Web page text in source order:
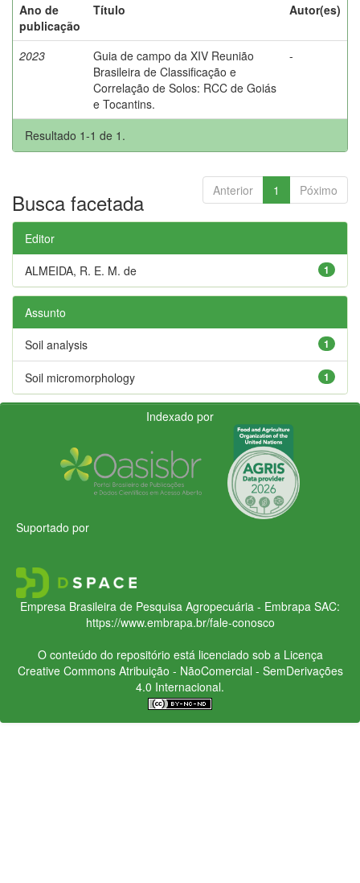
Ano de
publicação
Título Autor(es)
2023
Guia de campo da XIV Reunião
Brasileira de Classificação e
Correlação de Solos: RCC de Goiás
e Tocantins.
-
Resultado 1-1 de 1.
Anterior 1 Póximo
Busca facetada
Editor
1
ALMEIDA, R. E. M. de
Assunto
1
Soil analysis
1
Soil micromorphology
Indexado por
Suportado por
Empresa Brasileira de Pesquisa Agropecuária - Embrapa SAC:
https://www.embrapa.br/fale-conosco
O conteúdo do repositório está licenciado sob a Licença
Creative CommonsAtribuição - NãoComercial - SemDerivações
4.0 Internacional.